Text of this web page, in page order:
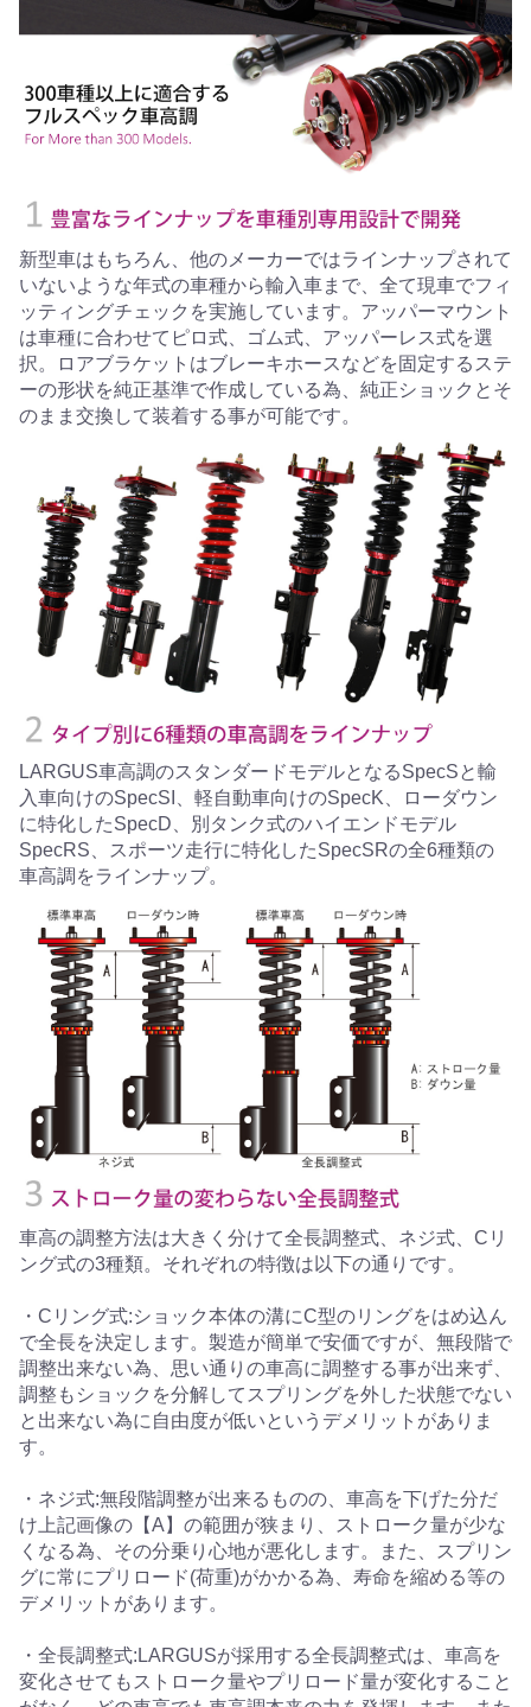
新型車はもちろん、他のメーカーではラインナップされて
いないような年式の車種から輸入車まで、全て現車でフィ
ッティングチェックを実施しています。アッパーマウント
は車種に合わせてピロ式、ゴム式、アッパーレス式を選
択。ロアブラケットはブレーキホースなどを固定するステ
ーの形状を純正基準で作成している為、純正ショックとそ
のまま交換して装着する事が可能です。
LARGUS車高調のスタンダードモデルとなるSpecSと輸
入車向けのSpecSI、軽自動車向けのSpecK、ローダウン
に特化したSpecD、別タンク式のハイエンドモデル
SpecRS、スポーツ走行に特化したSpecSRの全6種類の
車高調をラインナップ。
車高の調整方法は大きく分けて全長調整式、ネジ式、Cリ
ング式の3種類。それぞれの特徴は以下の通りです。
・Cリング式:ショック本体の溝にC型のリングをはめ込ん
で全長を決定します。製造が簡単で安価ですが、無段階で
調整出来ない為、思い通りの車高に調整する事が出来ず、
調整もショックを分解してスプリングを外した状態でない
と出来ない為に自由度が低いというデメリットがありま
す。
・ネジ式:無段階調整が出来るものの、車高を下げた分だ
け上記画像の【A】の範囲が狭まり、ストローク量が少な
くなる為、その分乗り心地が悪化します。また、スプリン
グに常にプリロード(荷重)がかかる為、寿命を縮める等の
デメリットがあります。
・全長調整式:LARGUSが採用する全長調整式は、車高を
変化させてもストローク量やプリロード量が変化すること